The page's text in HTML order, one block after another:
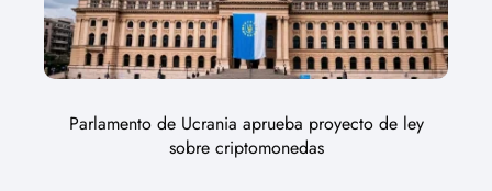
Parlamento de Ucrania aprueba proyecto de ley
sobre criptomonedas